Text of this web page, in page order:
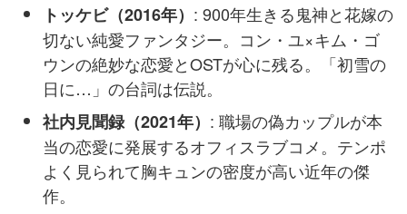
トッケビ（2016年） : 900年生きる鬼神と花嫁の
切ない純愛ファンタジー。コン・ユ×キム・ゴ
ウンの絶妙な恋愛とOSTが心に残る。「初雪の
日に…」の台詞は伝説。
社内見聞録（2021年） : 職場の偽カップルが本
当の恋愛に発展するオフィスラブコメ。テンポ
よく見られて胸キュンの密度が高い近年の傑
作。